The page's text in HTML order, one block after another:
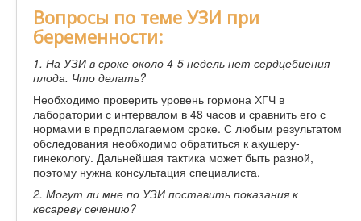
Вопросы по теме УЗИ при
беременности:
1. На УЗИ в сроке около 4-5 недель нет сердцебиения
плода. Что делать?
Необходимо проверить уровень гормона ХГЧ в
лаборатории с интервалом в 48 часов и сравнить его с
нормами в предполагаемом сроке. С любым результатом
обследования необходимо обратиться к акушеру-
гинекологу. Дальнейшая тактика может быть разной,
поэтому нужна консультация специалиста.
2. Могут ли мне по УЗИ поставить показания к
кесареву сечению?